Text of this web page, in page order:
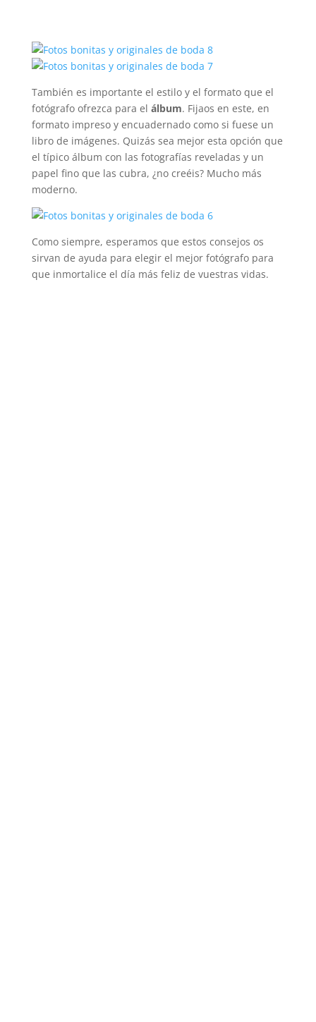
También es importante el estilo y el formato que el
fotógrafo ofrezca para el álbum. Fijaos en este, en
formato impreso y encuadernado como si fuese un
libro de imágenes. Quizás sea mejor esta opción que
el típico álbum con las fotografías reveladas y un
papel fino que las cubra, ¿no creéis? Mucho más
moderno.
Como siempre, esperamos que estos consejos os
sirvan de ayuda para elegir el mejor fotógrafo para
que inmortalice el día más feliz de vuestras vidas.